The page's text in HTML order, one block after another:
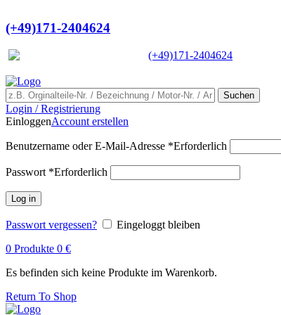
(+49)171-2404624
(+49)171-2404624
Suchen
Login / Registrierung
EinloggenAccount erstellen
Benutzername oder E-Mail-Adresse *Erforderlich
Passwort *Erforderlich
Log in
Passwort vergessen?
Eingeloggt bleiben
0 Produkte 0 €
Es befinden sich keine Produkte im Warenkorb.
Return To Shop